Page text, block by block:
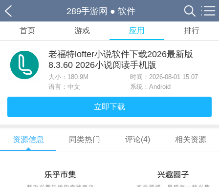
289手游网 ● 软件
首页 游戏 应用 排行
老福特lofter小说软件下载2026最新版
8.3.60 2026小说阅读手机版
大小： 180.9M
时间：2026-08-01 15:07
语言：中文
系统：Android
立即下载
资源信息 同类热门 评论(4) 相关资源